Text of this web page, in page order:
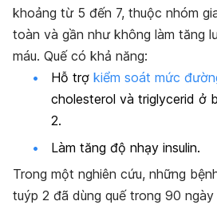
khoảng từ 5 đến 7, thuộc nhóm
toàn và gần như không làm tăng
máu. Quế có khả năng:
Hỗ trợ kiểm soát mức
cholesterol và triglycerid ở
2.
Làm tăng độ nhạy insulin.
Trong một nghiên cứu, những
tuýp 2 đã dùng quế trong 90